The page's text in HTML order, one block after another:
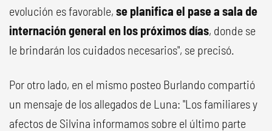
evolución es favorable, se planifica el pase a sala de
internación general en los próximos días, donde se
le brindarán los cuidados necesarios", se precisó.
Por otro lado, en el mismo posteo Burlando compartió
un mensaje de los allegados de Luna: "Los familiares y
afectos de Silvina informamos sobre el último parte